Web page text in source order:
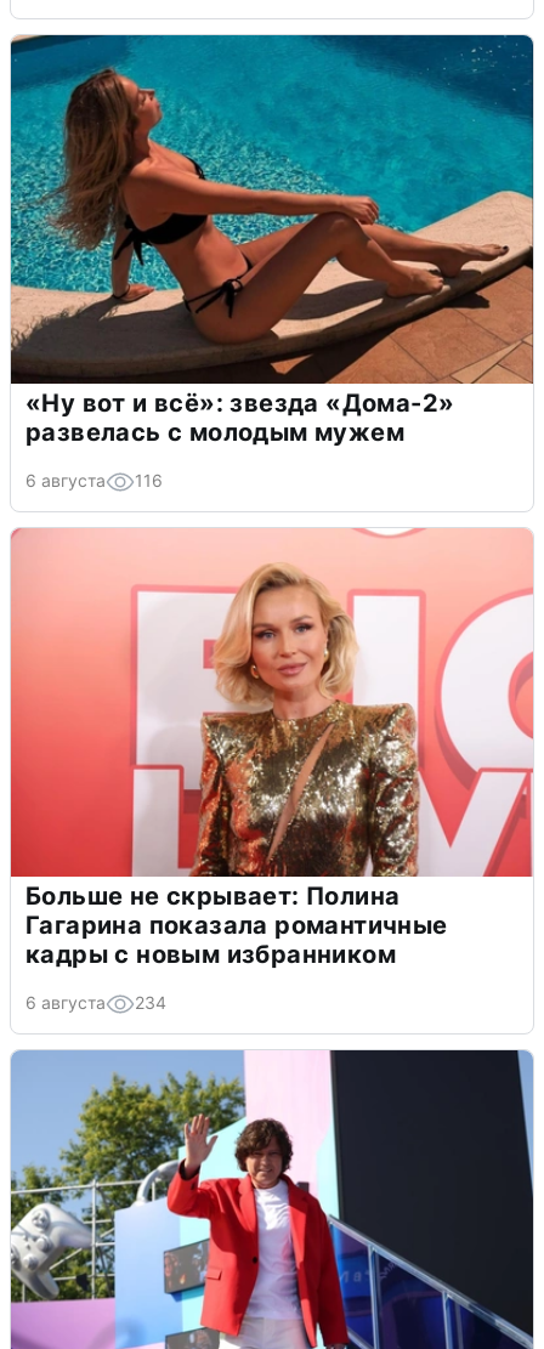
«Ну вот и всё»: звезда «Дома-2»
развелась с молодым мужем
6 августа 116
Больше не скрывает: Полина
Гагарина показала романтичные
кадры с новым избранником
6 августа 234